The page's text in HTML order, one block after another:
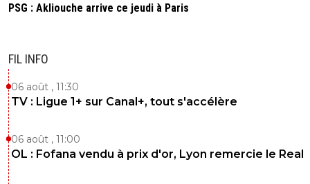
PSG : Akliouche arrive ce jeudi à Paris
FIL INFO
06 août , 11:30
TV : Ligue 1+ sur Canal+, tout s'accélère
06 août , 11:00
OL : Fofana vendu à prix d'or, Lyon remercie le Real